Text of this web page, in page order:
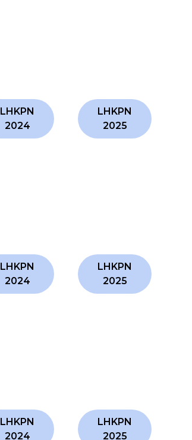
LHKPN
2024
LHKPN
2025
LHKPN
2024
LHKPN
2025
LHKPN
2024
LHKPN
2025